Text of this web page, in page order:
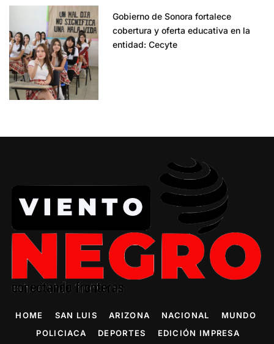
Gobierno de Sonora fortalece
cobertura y oferta educativa en la
entidad: Cecyte
HOME SAN LUIS ARIZONA NACIONAL
MUNDO
POLICIACA
DEPORTES EDICIÓN IMPRESA